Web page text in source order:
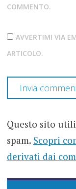
COMMENTO.
AVVERTIMI VIA
ARTICOLO.
Questo sito
spam. Scopri
derivati dai